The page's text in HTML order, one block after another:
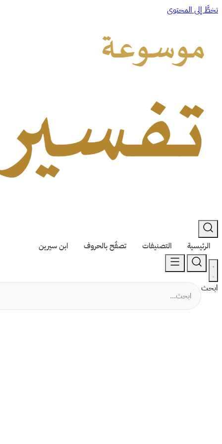
تخطَّ إلى المحتوى
الرئيسية التصنيفات تصفّح بالحروف ابن سيرين
ابحث